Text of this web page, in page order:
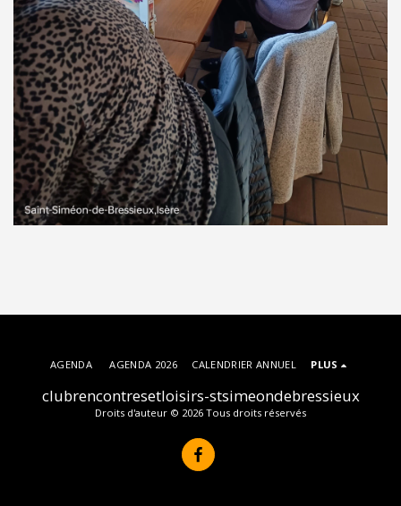
clubrencontresetloisirs-stsimeondebressieux
Droits d'auteur © 2026 Tous droits réservés
AGENDA AGENDA 2026 CALENDRIER ANNUEL PLUS